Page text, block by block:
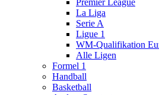
Premier League
La Liga
Serie A
Ligue 1
WM-Qualifikation
Alle Ligen
Formel 1
Handball
Basketball